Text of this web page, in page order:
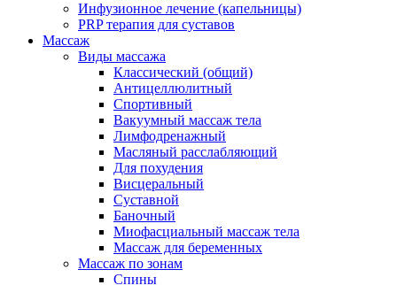
Инфузионное лечение (капельницы)
PRP терапия для суставов
Массаж
Виды массажа
Классический (общий)
Антицеллюлитный
Спортивный
Вакуумный массаж тела
Лимфодренажный
Масляный расслабляющий
Для похудения
Висцеральный
Суставной
Баночный
Миофасциальный массаж тела
Массаж для беременных
Массаж по зонам
Спины